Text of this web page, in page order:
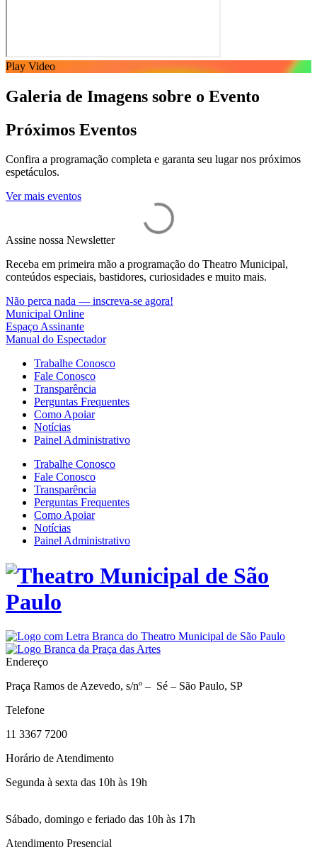
Play Video
Galeria de Imagens sobre o Evento
Próximos Eventos
Confira a programação completa e garanta seu lugar nos próximos
espetáculos.
Ver mais eventos
Assine nossa Newsletter
Receba em primeira mão a programação do Theatro Municipal,
conteúdos especiais, bastidores, curiosidades e muito mais.
Não perca nada — inscreva-se agora!
Municipal Online
Espaço Assinante
Manual do Espectador
Trabalhe Conosco
Fale Conosco
Transparência
Perguntas Frequentes
Como Apoiar
Notícias
Painel Administrativo
Trabalhe Conosco
Fale Conosco
Transparência
Perguntas Frequentes
Como Apoiar
Notícias
Painel Administrativo
Endereço
Praça Ramos de Azevedo, s/nº – Sé – São Paulo, SP
Telefone
11 3367 7200
Horário de Atendimento
Segunda à sexta das 10h às 19h
Sábado, domingo e feriado das 10h às 17h
Atendimento Presencial